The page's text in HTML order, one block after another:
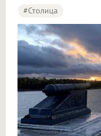
#столица